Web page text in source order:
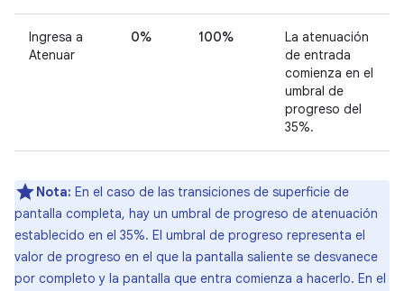
Ingresa a
Atenuar
0% 100%
La atenuación
de entrada
comienza en el
umbral de
progreso del
35%.
Nota: En el caso de las transiciones de superficie de
pantalla completa, hay un umbral de progreso de atenuación
establecido en el 35%. El umbral de progreso representa el
valor de progreso en el que la pantalla saliente se desvanece
por completo y la pantalla que entra comienza a hacerlo. En el